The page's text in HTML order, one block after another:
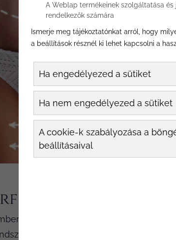
élet velejárója a változás. A test
bőrünk is megpróbál lekövetni,
A Weblap termékeinek szolgáltatása és
rendelkezők számára
Ismerje meg tájékoztatónkat arról, hogy
a beállítások résznél ki lehet kapcsolni a
Ha engedélyezed a sütiket
Ha nem engedélyezed a sütiket
A cookie-k szabályozása a
beállításaival